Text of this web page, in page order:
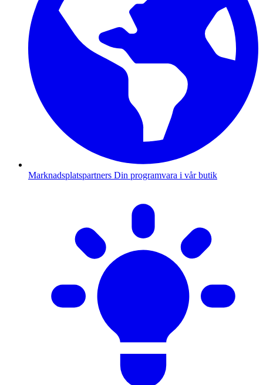
Marknadsplatspartners Din programvara i vår butik